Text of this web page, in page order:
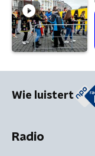
Wie luistert
Radio